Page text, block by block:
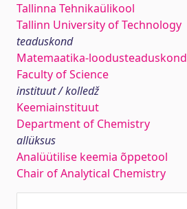
Tallinna Tehnikaülikool
Tallinn University of Technology
teaduskond
Matemaatika-loodusteaduskond
Faculty of Science
instituut / kolledž
Keemiainstituut
Department of Chemistry
allüksus
Analüütilise keemia õppetool
Chair of Analytical Chemistry